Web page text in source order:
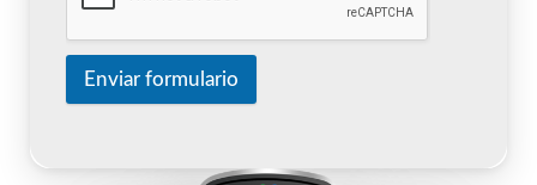
Enviar formulario